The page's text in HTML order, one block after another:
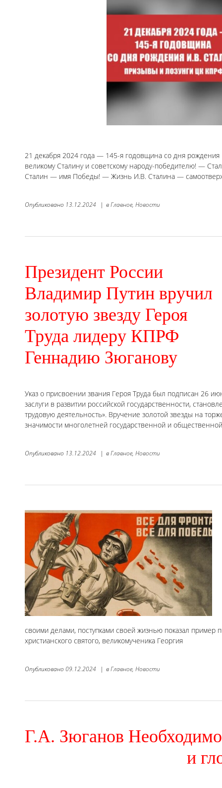
21 декабря 2024 года — 145-я годовщина со дня
великому Сталину и советскому народу-победителю! —
Сталин — имя Победы! — Жизнь И.В. Сталина —
Опубликовано 13.12.2024 | вГлавное, Новости
Президент России
Владимир Путин вручил
золотую звезду Героя
Труда лидеру КПРФ
Геннадию Зюганову
Указ о присвоении звания Героя Труда был подписан 26
заслуги в развитии российской государственности,
трудовую деятельность». Вручение золотой звезды на
значимости многолетней государственной и
Опубликовано 13.12.2024 | вГлавное, Новости
своими делами, поступками своей жизнью показал
христианского святого, великомученика Георгия
Опубликовано 09.12.2024 | вГлавное, Новости
Г.А. Зюганов
и